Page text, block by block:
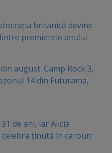
britanică devine
premierele anului
august. Camp Rock 3,
14 din Futurama,
de ani, iar Alicia
ținută în carouri